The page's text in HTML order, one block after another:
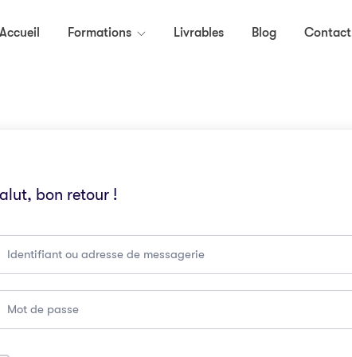
Formations Livrables Blog Contact
bon retour !